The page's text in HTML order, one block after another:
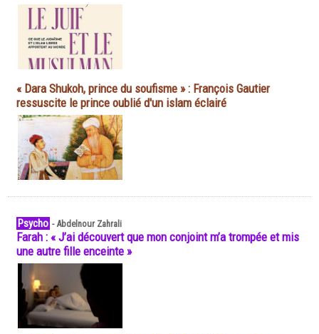
« Dara Shukoh, prince du soufisme » : François Gautier
ressuscite le prince oublié d'un islam éclairé
Psycho -Abdelnour Zahrali
Farah : « J’ai découvert que mon conjoint m’a trompée et mis
une autre fille enceinte »